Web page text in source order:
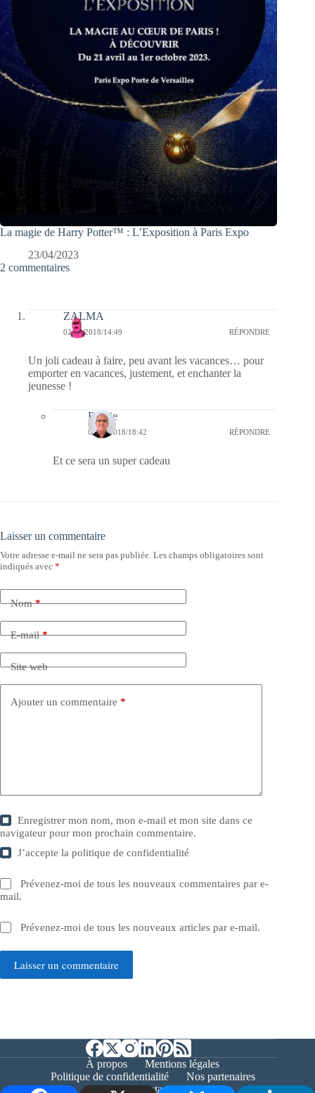
La magie de Harry Potter™ : L’Exposition à Paris Expo
23/04/2023
2 commentaires
ZALMA
02/05/2018/14:49 RÉPONDRE
Un joli cadeau à faire, peu avant les vacances… pour
emporter en vacances, justement, et enchanter la
jeunesse !
Bernie
02/05/2018/18:42 RÉPONDRE
Et ce sera un super cadeau
Laisser un commentaire
Votre adresse e-mail ne sera pas publiée. Les champs obligatoires sont
indiqués avec *
Nom*
E-mail*
Site web
Ajouter un commentaire *
Enregistrer mon nom, mon e-mail et mon site dans ce
navigateur pour mon prochain commentaire.
J’accepte lapolitique de confidentialité
Prévenez-moi de tous les nouveaux commentaires par e-
mail.
Prévenez-moi de tous les nouveaux articles par e-mail.
Laisser un commentaire
À propos
Mentions légales
Politique de confidentialité
Nos partenaires
Contact